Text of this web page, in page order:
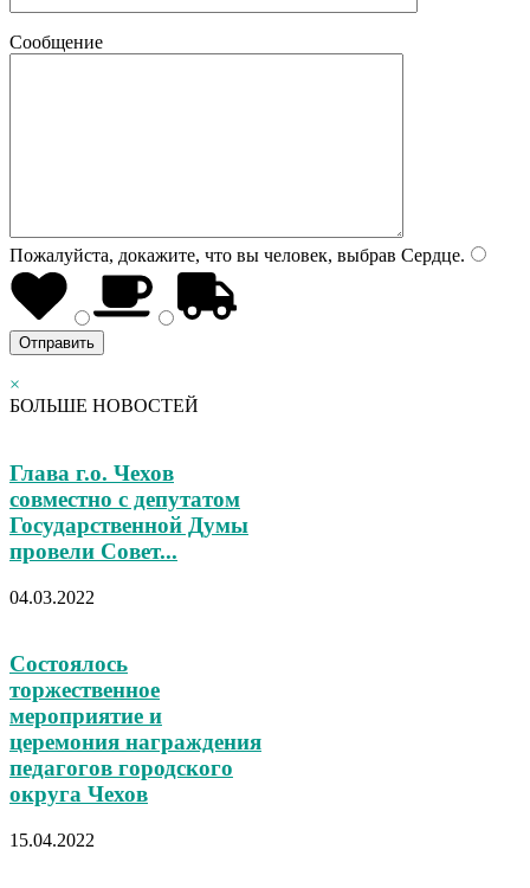
Сообщение
Пожалуйста, докажите, что вы человек, выбрав Сердце.
×
БОЛЬШЕ НОВОСТЕЙ
Глава г.о. Чехов
cовместно с депутатом
Государственной Думы
провели Совет...
04.03.2022
Состоялось
торжественное
мероприятие и
церемония награждения
педагогов городского
округа Чехов
15.04.2022